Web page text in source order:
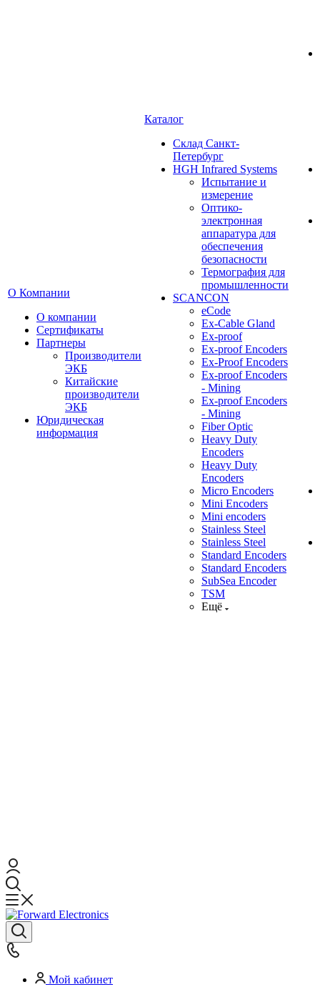
О Компании
О компании
Сертификаты
Партнеры
Производители
ЭКБ
Китайские
производители
ЭКБ
Юридическая
информация
Каталог
Cклад Санкт-
Петербург
HGH Infrared Systems
Испытание и
измерение
Оптико-
электронная
аппаратура для
обеспечения
безопасности
Термография для
промышленности
SCANCON
eCode
Ex-Cable Gland
Ex-proof
Ex-proof Encoders
Ex-Proof Encoders
Ex-proof Encoders
- Mining
Ex-proof Encoders
- Mining
Fiber Optic
Heavy Duty
Encoders
Heavy Duty
Encoders
Micro Encoders
Mini Encoders
Mini encoders
Stainless Steel
Stainless Steel
Standard Encoders
Standard Encoders
SubSea Encoder
TSM
Ещё
Мой кабинет